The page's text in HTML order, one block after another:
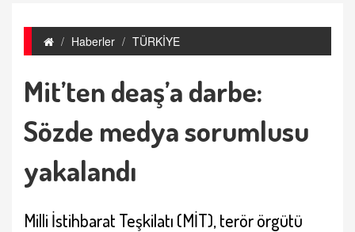
Haberler TÜRKİYE
Mit’ten deaş’a darbe:
Sözde medya sorumlusu
yakalandı
Milli İstihbarat Teşkilatı (MİT), terör örgütü